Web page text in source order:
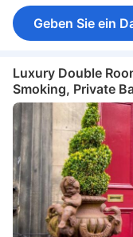
Geben Sie ein
Luxury Double
Smoking, Private